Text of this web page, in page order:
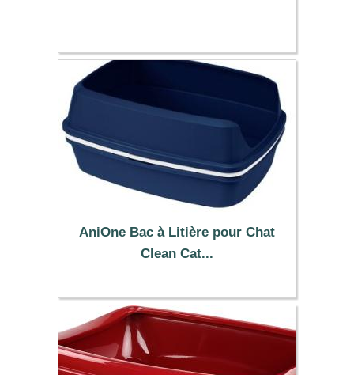
29.99 €
AniOne Bac à Litière pour Chat
Clean Cat...
24.99 €